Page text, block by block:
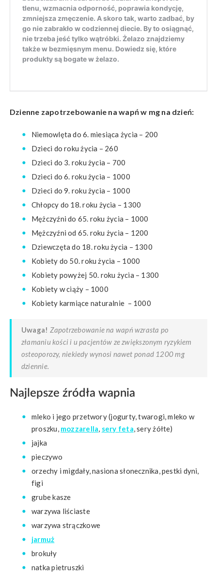
Dzienne zapotrzebowanie na wapń w mg na dzień:
Niemowlęta do 6. miesiąca życia – 200
Dzieci do roku życia – 260
Dzieci do 3. roku życia – 700
Dzieci do 6. roku życia – 1000
Dzieci do 9. roku życia – 1000
Chłopcy do 18. roku życia – 1300
Mężczyźni do 65. roku życia – 1000
Mężczyźni od 65. roku życia – 1200
Dziewczęta do 18. roku życia – 1300
Kobiety do 50. roku życia – 1000
Kobiety powyżej 50. roku życia – 1300
Kobiety w ciąży – 1000
Kobiety karmiące naturalnie – 1000
Uwaga! Zapotrzebowanie na wapń wzrasta po
złamaniu kości i u pacjentów ze zwiększonym ryzykiem
osteoporozy, niekiedy wynosi nawet ponad 1200 mg
dziennie.
Najlepsze źródła wapnia
mleko i jego przetwory (jogurty, twarogi, mleko w
proszku, mozzarella, sery feta, sery żółte)
jajka
pieczywo
orzechy i migdały, nasiona słonecznika, pestki dyni,
figi
grube kasze
warzywa liściaste
warzywa strączkowe
jarmuż
brokuły
natka pietruszki